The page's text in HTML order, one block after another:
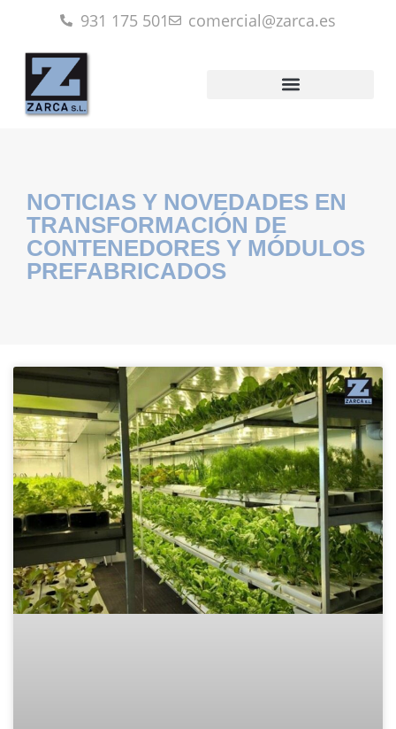
931 175 501 comercial@zarca.es
NOTICIAS Y NOVEDADES EN
TRANSFORMACIÓN DE
CONTENEDORES Y MÓDULOS
PREFABRICADOS